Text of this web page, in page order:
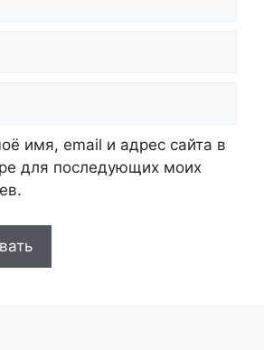
имя, email и адрес сайта в
для последующих моих